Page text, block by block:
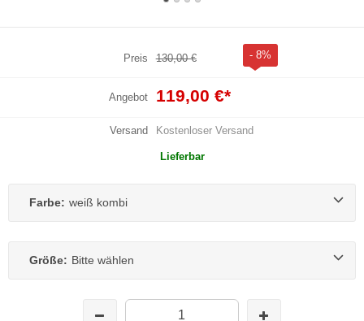
Preis 130,00 € - 8%
Angebot 119,00 €*
Versand Kostenloser Versand
Lieferbar
Farbe: weiß kombi
Größe: Bitte wählen